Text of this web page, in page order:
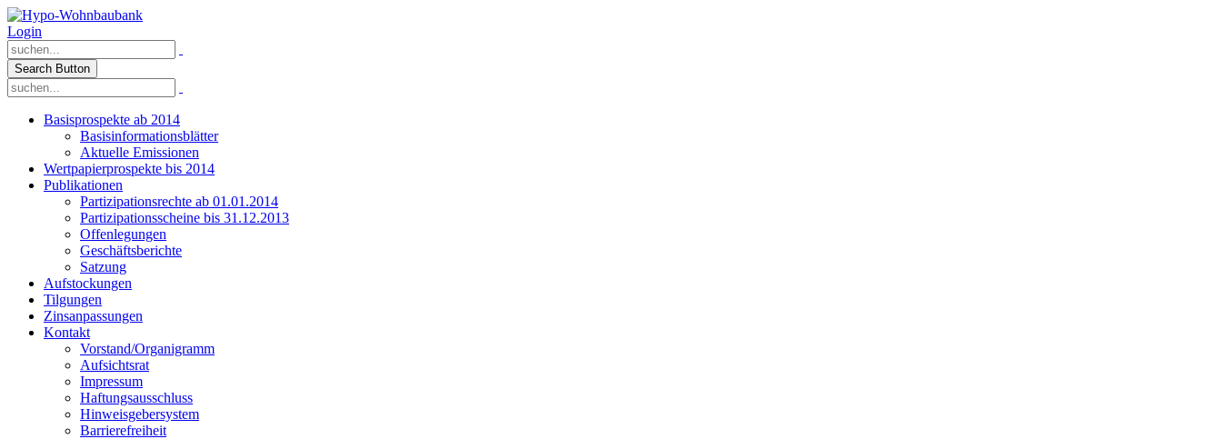
Login
Search Button
Basisprospekte ab 2014
Basisinformationsblätter
Aktuelle Emissionen
Wertpapierprospekte bis 2014
Publikationen
Partizipationsrechte ab 01.01.2014
Partizipationsscheine bis 31.12.2013
Offenlegungen
Geschäftsberichte
Satzung
Aufstockungen
Tilgungen
Zinsanpassungen
Kontakt
Vorstand/Organigramm
Aufsichtsrat
Impressum
Haftungsausschluss
Hinweisgebersystem
Barrierefreiheit